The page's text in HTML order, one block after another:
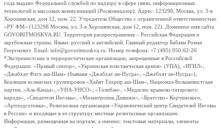
года выдано Федеральной службой по надзору в сфере связи, информационных
технологий и массовых коммуникаций (Роскомнадзор). Адрес: 123298, Москва, ул. 3-я
Хорошевская, дом 12, пом. 22. Учредитель Общество с ограниченной ответственностью
«РУ ФМ» (123298 Москва, ул. 3-я Хорошевская, дом 12, пом. 22). Доменное имя сайта
GOVORITMOSKVA.RU. Территория распространения – Российская Федерация и
зарубежные страны. Языки: русский и английский. Главный редактор Бабаян Роман
Георгиевич. Email: info@govoritmoskva.ru. Номер телефона: +7 (495) 950-62-26
*Экстремистские и террористические организации, запрещенные в Российской
Федерации: «Правый сектор», «Украинская повстанческая армия» (УПА), «ИГИЛ»,
«Джабхат Фатх аш-Шам» (бывшая «Джабхат ан-Нусра», «Джебхат ан-Нусра»),
Коалиция исламских группировок «Хайят Тахрир аш-Шам», Национал-Большевистская
партия, «Аль-Каида», «УНА-УНСО», «Талибан», «Меджлис крымско-татарского
народа», «Свидетели Иеговы», «Мизантропик Дивижн», «Братство» Корчинского,
«Артподготовка», Религиозная организация «Управленческий центр Свидетелей Иеговы
в России» и входящие в ее структуру местные религиозные организации.
Информация, размещенная на портале, а именно: текстовые материалы, элементы